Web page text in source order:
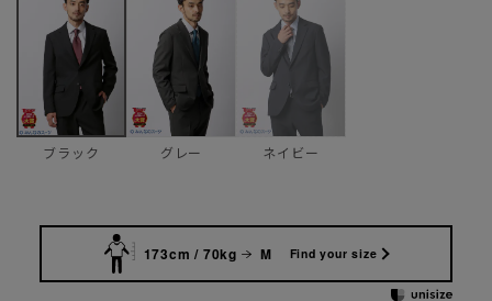
ブラック グレー ネイビー
173cm / 70kg M Find your size